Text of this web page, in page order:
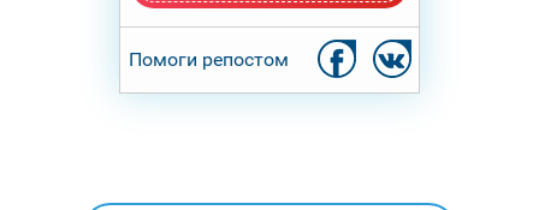
Помоги репостом